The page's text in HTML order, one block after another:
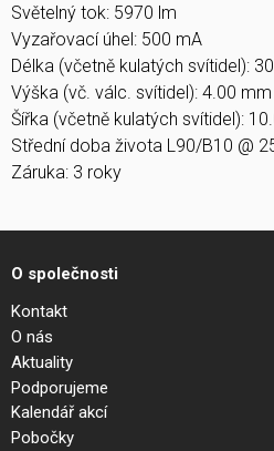
Světelný tok: 5970 lm
Vyzařovací úhel: 500 mA
Délka (včetně kulatých svítidel):
Výška (vč. válc. svítidel): 4.00 mm
Šířka (včetně kulatých svítidel):
Střední doba života L90/B10 @
Záruka: 3 roky
O společnosti
Kontakt
O nás
Aktuality
Podporujeme
Kalendář akcí
Pobočky